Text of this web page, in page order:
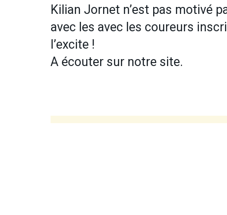
Kilian Jornet n’est pas motivé
avec les avec les coureurs
l’excite !
A écouter sur notre site.